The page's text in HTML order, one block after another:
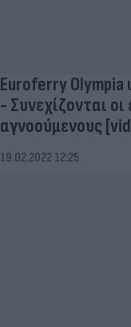
Euroferry Olympia
- Συνεχίζονται
αγνοούμενους
19.02.2022 12:25